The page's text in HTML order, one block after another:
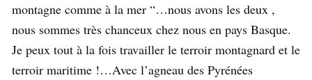
montagne comme à la mer “…nous avons les deux ,
nous sommes très chanceux chez nous en pays Basque.
Je peux tout à la fois travailler le terroir montagnard et le
terroir maritime !…Avec l’agneau des Pyrénées